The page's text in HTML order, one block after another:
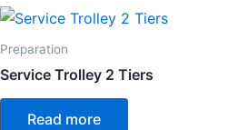
Preparation
Service Trolley 2 Tiers
Read more